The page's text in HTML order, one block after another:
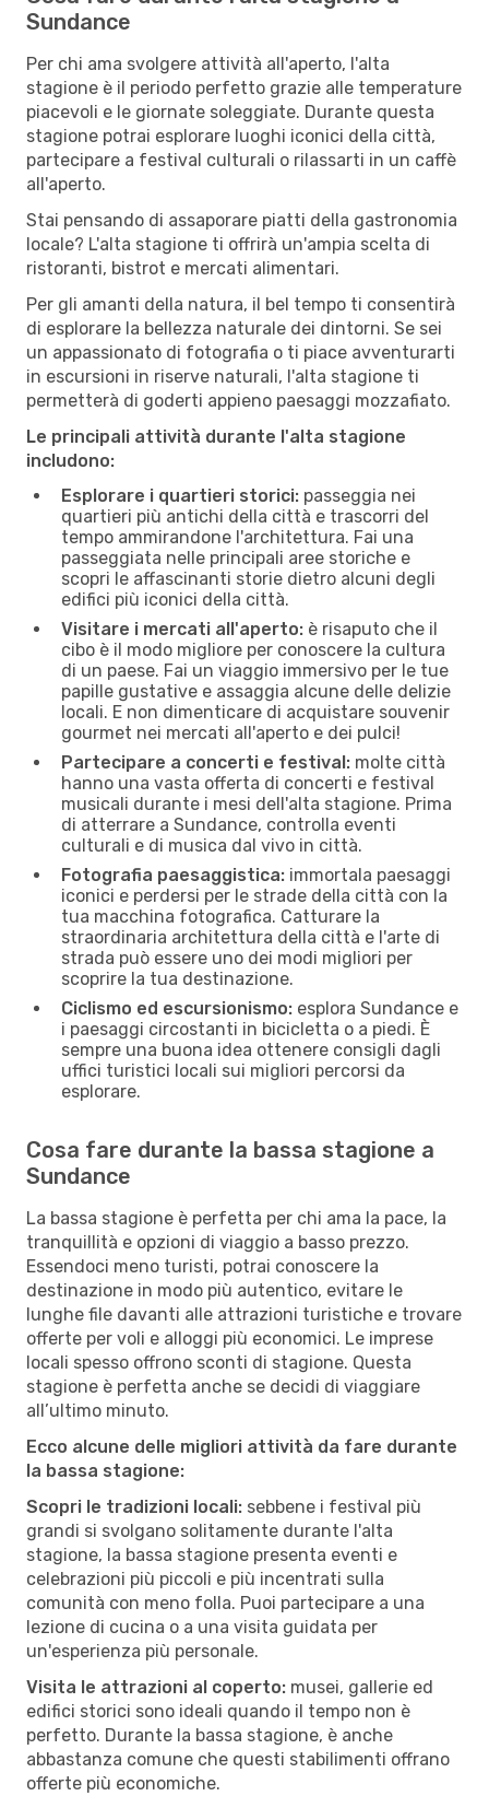
Sundance
Per chi ama svolgere attività all'aperto, l'alta
stagione è il periodo perfetto grazie alle temperature
piacevoli e le giornate soleggiate. Durante questa
stagione potrai esplorare luoghi iconici della città,
partecipare a festival culturali o rilassarti in un caffè
all'aperto.
Stai pensando di assaporare piatti della gastronomia
locale? L'alta stagione ti offrirà un'ampia scelta di
ristoranti, bistrot e mercati alimentari.
Per gli amanti della natura, il bel tempo ti consentirà
di esplorare la bellezza naturale dei dintorni. Se sei
un appassionato di fotografia o ti piace avventurarti
in escursioni in riserve naturali, l'alta stagione ti
permetterà di goderti appieno paesaggi mozzafiato.
Le principali attività durante l'alta stagione
includono:
Esplorare i quartieri storici: passeggia nei
quartieri più antichi della città e trascorri del
tempo ammirandone l'architettura. Fai una
passeggiata nelle principali aree storiche e
scopri le affascinanti storie dietro alcuni degli
edifici più iconici della città.
Visitare i mercati all'aperto: è risaputo che il
cibo è il modo migliore per conoscere la cultura
di un paese. Fai un viaggio immersivo per le tue
papille gustative e assaggia alcune delle delizie
locali. E non dimenticare di acquistare souvenir
gourmet nei mercati all'aperto e dei pulci!
Partecipare a concerti e festival: molte città
hanno una vasta offerta di concerti e festival
musicali durante i mesi dell'alta stagione. Prima
di atterrare a Sundance, controlla eventi
culturali e di musica dal vivo in città.
Fotografia paesaggistica: immortala paesaggi
iconici e perdersi per le strade della città con la
tua macchina fotografica. Catturare la
straordinaria architettura della città e l'arte di
strada può essere uno dei modi migliori per
scoprire la tua destinazione.
Ciclismo ed escursionismo: esplora Sundance e
i paesaggi circostanti in bicicletta o a piedi. È
sempre una buona idea ottenere consigli dagli
uffici turistici locali sui migliori percorsi da
esplorare.
Cosa fare durante la bassa stagione a
Sundance
La bassa stagione è perfetta per chi ama la pace, la
tranquillità e opzioni di viaggio a basso prezzo.
Essendoci meno turisti, potrai conoscere la
destinazione in modo più autentico, evitare le
lunghe file davanti alle attrazioni turistiche e trovare
offerte per voli e alloggi più economici. Le imprese
locali spesso offrono sconti di stagione. Questa
stagione è perfetta anche se decidi di viaggiare
all’ultimo minuto.
Ecco alcune delle migliori attività da fare durante
la bassa stagione:
Scopri le tradizioni locali: sebbene i festival più
grandi si svolgano solitamente durante l'alta
stagione, la bassa stagione presenta eventi e
celebrazioni più piccoli e più incentrati sulla
comunità con meno folla. Puoi partecipare a una
lezione di cucina o a una visita guidata per
un'esperienza più personale.
Visita le attrazioni al coperto: musei, gallerie ed
edifici storici sono ideali quando il tempo non è
perfetto. Durante la bassa stagione, è anche
abbastanza comune che questi stabilimenti offrano
offerte più economiche.